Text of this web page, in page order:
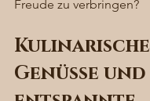
Freude zu verbringen?
Kulinarische
Genüsse und